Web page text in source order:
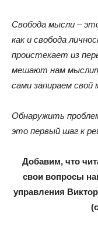
Свобода мысли –
как и свобода
проистекает из
мешают нам
сами запираем
Обнаружить
это первый шаг к
Добавим, что
свои вопросы
управления